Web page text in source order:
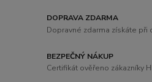
DOPRAVA ZDARMA
Dopravné zdarma získáte při
BEZPEČNÝ NÁKUP
Certifikát ověřeno zákazníky